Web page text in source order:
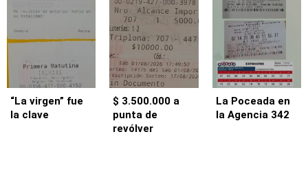
“La virgen” fue
la clave
$ 3.500.000 a
punta de
revólver
La Poceada en
la Agencia 342